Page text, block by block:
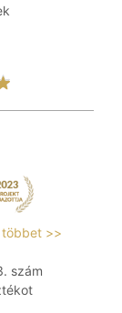
többet >>
szám